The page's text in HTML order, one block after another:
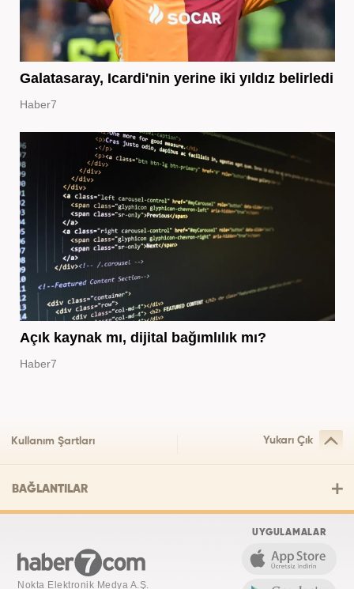
Galatasaray, Icardi'nin yerine iki yıldız belirledi
Haber7
Açık kaynak mı, dijital bağımlılık mı?
Haber7
Kullanım Şartları Yukarı Çık
BAĞLANTILAR
Nokta Elektronik Medya A.Ş.
UYGULAMALAR